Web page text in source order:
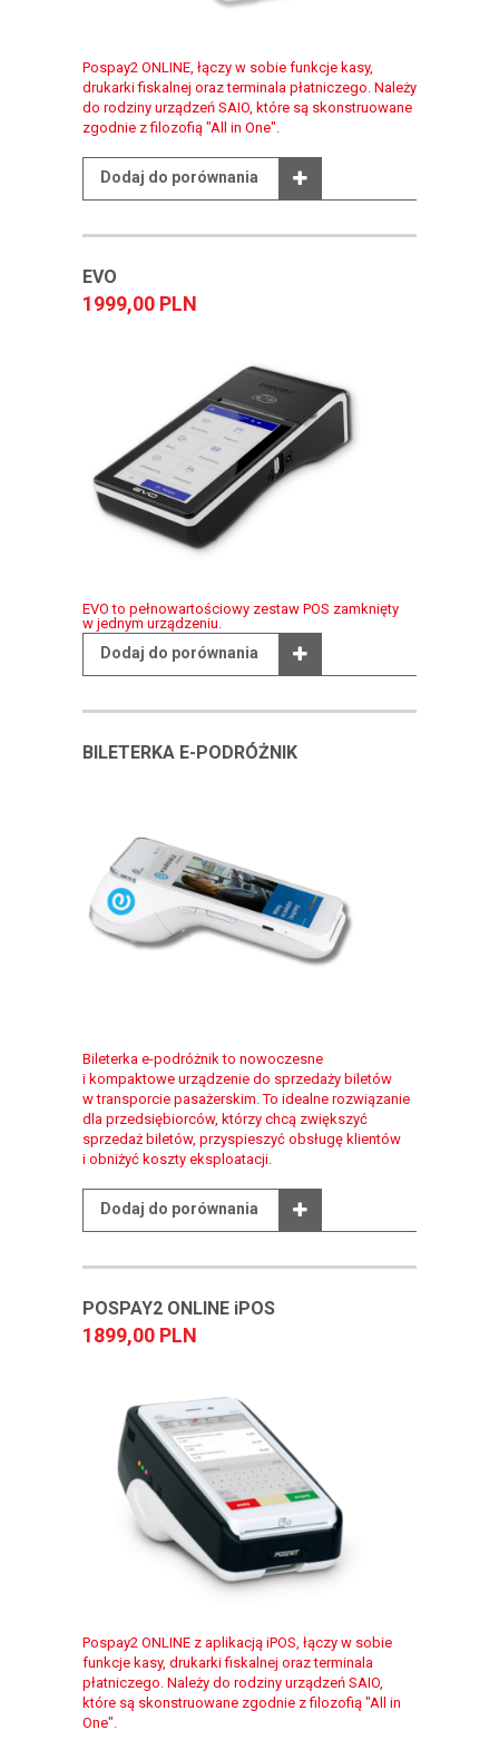
Pospay2 ONLINE, łączy w sobie funkcje kasy,
drukarki fiskalnej oraz terminala płatniczego. Należy
do rodziny urządzeń SAIO, które są skonstruowane
zgodnie z filozofią "All in One".
Dodaj do porównania
EVO
1999,00 PLN
EVO to pełnowartościowy zestaw POS zamknięty
w jednym urządzeniu.
Dodaj do porównania
BILETERKA E-PODRÓŻNIK
Bileterka e-podróżnik to nowoczesne
i kompaktowe urządzenie do sprzedaży biletów
w transporcie pasażerskim. To idealne rozwiązanie
dla przedsiębiorców, którzy chcą zwiększyć
sprzedaż biletów, przyspieszyć obsługę klientów
i obniżyć koszty eksploatacji.
Dodaj do porównania
POSPAY2 ONLINE iPOS
1899,00 PLN
Pospay2 ONLINE z aplikacją iPOS, łączy w sobie
funkcje kasy, drukarki fiskalnej oraz terminala
płatniczego. Należy do rodziny urządzeń SAIO,
które są skonstruowane zgodnie z filozofią "All in
One".